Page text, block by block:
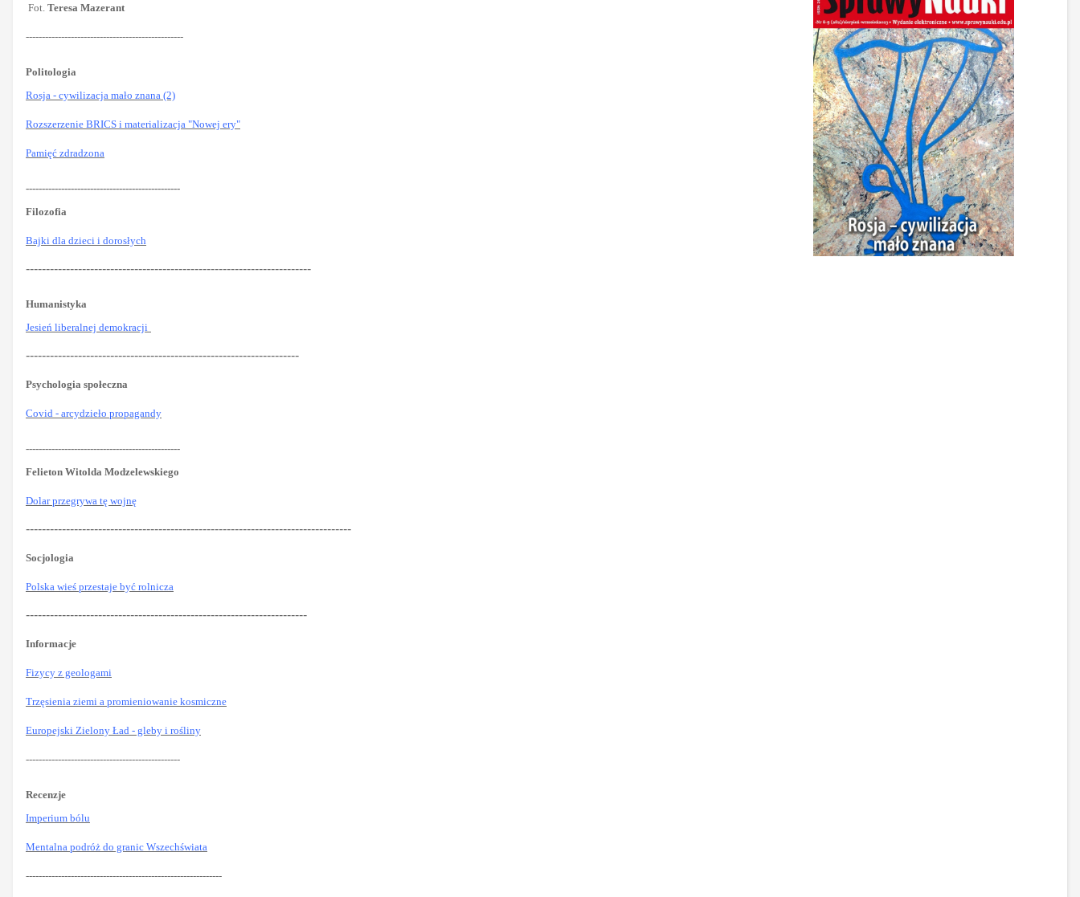
Fot. Teresa Mazerant
-------------------------------------------------
Politologia
Rosja - cywilizacja mało znana (2)
Rozszerzenie BRICS i materializacja "Nowej ery"
Pamięć zdradzona
------------------------------------------------
Filozofia
Bajki dla dzieci i dorosłych
-----------------------------------------------------------------------
Humanistyka
Jesień liberalnej demokracji
--------------------------------------------------------------------
Psychologia społeczna
Covid - arcydzieło propagandy
------------------------------------------------
Felieton Witolda Modzelewskiego
Dolar przegrywa tę wojnę
---------------------------------------------------------------------------------
Socjologia
Polska wieś przestaje być rolnicza
----------------------------------------------------------------------
Informacje
Fizycy z geologami
Trzęsienia ziemi a promieniowanie kosmiczne
Europejski Zielony Ład - gleby i rośliny
------------------------------------------------
Recenzje
Imperium bólu
Mentalna podróż do granic Wszechświata
-------------------------------------------------------------